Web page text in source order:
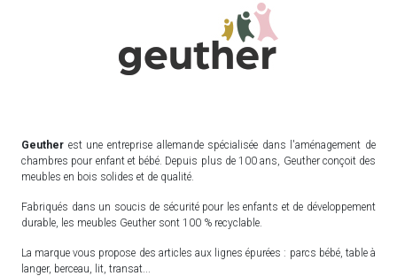
Geuther est une entreprise allemande spécialisée dans l'aménagement de
chambres pour enfant et bébé. Depuis plus de 100 ans, Geuther conçoit des
meubles en bois solides et de qualité.
Fabriqués dans un soucis de sécurité pour les enfants et de développement
durable, les meubles Geuther sont 100 % recyclable.
La marque vous propose des articles aux lignes épurées : parcs bébé, table à
langer, berceau, lit, transat...